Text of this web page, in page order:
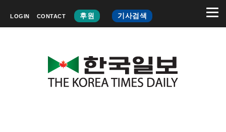
LOGIN CONTACT 후원 기사검색